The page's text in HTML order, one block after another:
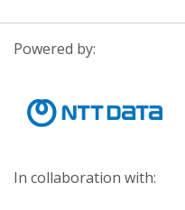
Powered by:
In collaboration with: